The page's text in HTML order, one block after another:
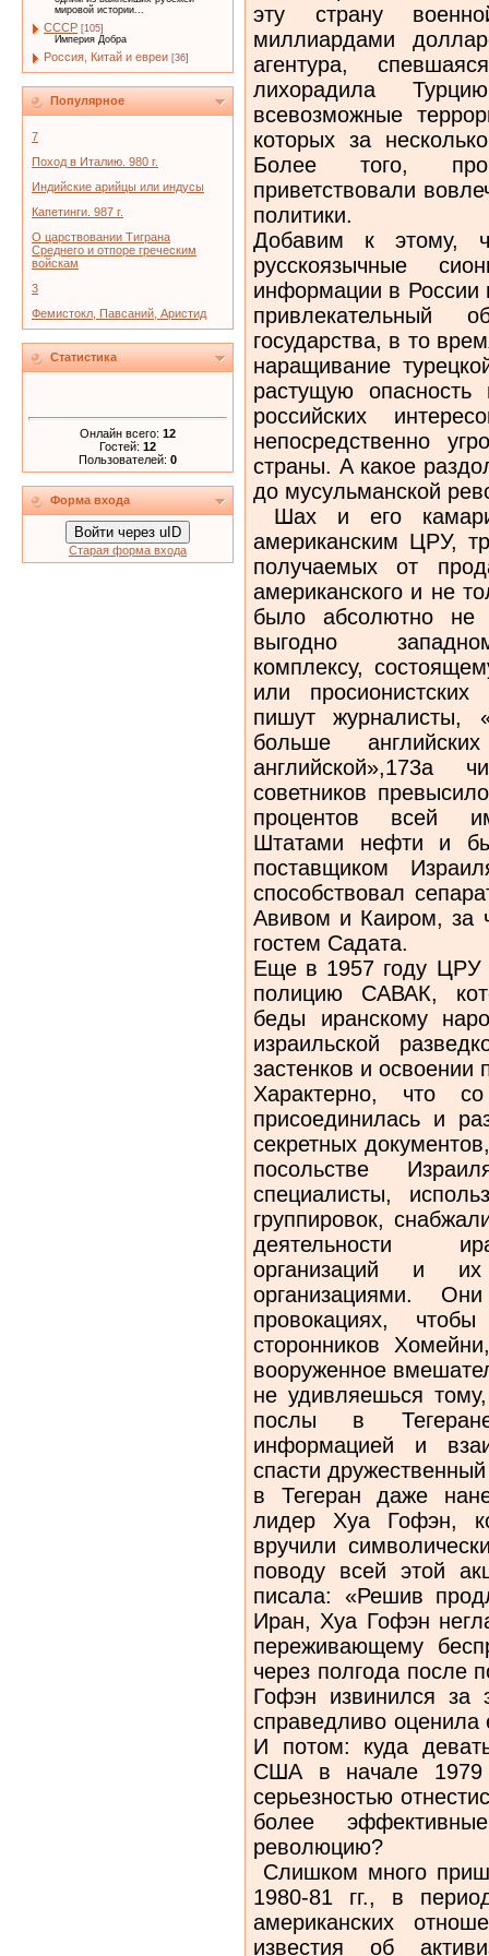
мировой истории...
СССР [105]
Империя Добра
Россия, Китай и евреи [36]
Популярное
7
Поход в Италию. 980 г.
Индийские арийцы или индусы
Капетинги. 987 г.
О царствовании Тиграна
Среднего и отпоре греческим
войскам
3
Фемистокл, Павсаний, Аристид
Статистика
Онлайн всего: 12
Гостей: 12
Пользователей: 0
Форма входа
Войти через uID
Старая форма входа
эту страну
миллиардами
агентура,
лихорадила
всевозможные
которых за
Более того,
приветствовали
политики.
Добавим к этому,
русскоязычные
информации в России
привлекательный
государства, в то
наращивание
растущую
российских
непосредственно
страны. А какое
до мусульманской
Шах и его
американским ЦРУ,
получаемых от
американского и не
было абсолютно не
выгодно
комплексу,
или
пишут журналисты,
больше
английской»,173а
советников
процентов всей
Штатами нефти и
поставщиком
способствовал
Авивом и Каиром, за
гостем Садата.
Еще в 1957 году ЦРУ
полицию САВАК,
беды иранскому
израильской
застенков и
Характерно, что
присоединилась и
секретных
посольстве
специалисты,
группировок,
деятельности
организаций и
организациями.
провокациях,
сторонников
вооруженное
не удивляешься
послы в
информацией и
спасти
в Тегеран даже
лидер Хуа Гофэн,
вручили
поводу всей этой
писала: «Решив
Иран, Хуа Гофэн
переживающему
через полгода после
Гофэн извинился за
справедливо оценила
И потом: куда
США в начале 1979
серьезностью
более
революцию?
Слишком много
1980-81 гг., в
американских
известия об